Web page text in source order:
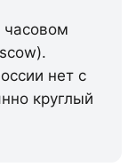
часовом
нет с
круглый